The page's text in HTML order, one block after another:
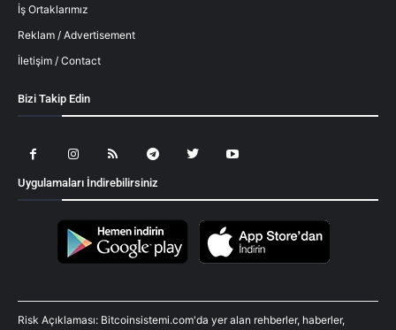
İş Ortaklarımız
Reklam / Advertisement
İletişim / Contact
Bizi Takip Edin
Uygulamaları İndirebilirsiniz
Risk Açıklaması: Bitcoinsistemi.com'da yer alan rehberler, haberler,